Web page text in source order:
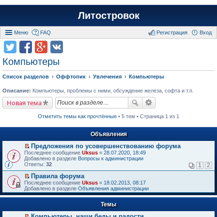
Литостровок
Меню FAQ Вход
Регистрация
Компьютеры
Список разделов Оффтопик Увлечения Компьютеры
Описание: Компьютеры, проблемы с ними, обсуждение железа, софта и т.п.
Новая тема
Отметить темы как прочтённые • 5 тем • Страница 1 из 1
Объявления
П
е
р
й
т
и
к
п
в
Предложения по усовершенствованию форума
Последнее сообщение Uksus « 28.07.2020, 18:49
Добавлено в разделе Вопросы к администрации
Ответы: 32 1 2
П
е
р
е
т
и
Правила форума
Последнее сообщение Uksus « 18.02.2013, 08:17
Добавлено в разделе Объявления администрации
Темы